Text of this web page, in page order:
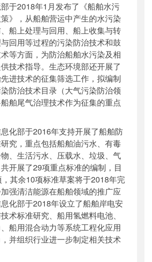
于2018年1月发布了《船舶水污
》，从船舶营运中产生的水污染
船上处理与回用、船上收集与转
回用等过程的污染防治技术和鼓
等方面，为防治船舶水污染及相
技术指导。生态环境部还开展了
进技术的征集筛选工作，拟编制
染防治技术目录（大气污染防治领
舶尾气治理技术作为征集的重点
化部于2016年支持开展了船舶防
究，重点包括船舶油污水、有毒
、生活污水、压载水、垃圾、气
开展了29项重点标准的编制，目
其余10项标准草案将于2018年完
强清洁能源在船舶领域的推广应
化部于2018年设立了船舶岸电安
术标准研究、船用氢燃料电池、
船用混合动力等系统工程化应用
并组织行业进一步制定相关技术